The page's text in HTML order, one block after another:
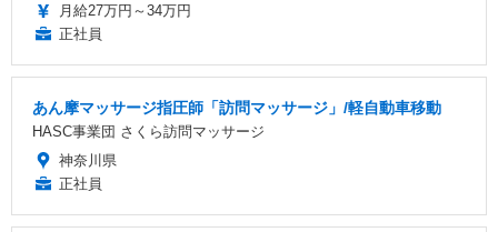
月給27万円～34万円
正社員
あん摩マッサージ指圧師「訪問マッサージ」/軽自動車移動
HASC事業団 さくら訪問マッサージ
神奈川県
正社員